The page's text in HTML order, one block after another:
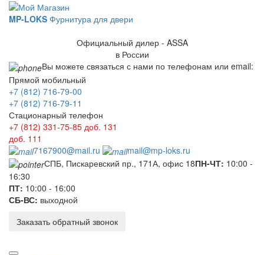
MP-LOKS Фурнитура для двери
Официальный дилер - ASSA
в России
Вы можете связаться с нами по телефонам или email:
Прямой мобильный
+7 (812) 716-79-00
+7 (812) 716-79-11
Стационарный телефон
+7 (812) 331-75-85 доб. 131
доб. 111
7167900@mail.ru
mail@mp-loks.ru
СПБ, Пискаревский пр., 171А, офис 18ПН-ЧТ: 10:00 -
16:30
ПТ: 10:00 - 16:00
СБ-ВС: выходной
Заказать обратный звонок